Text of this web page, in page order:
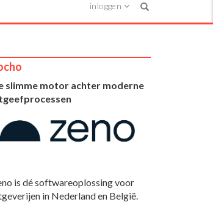
inloggen
slimme motor achter moderne
is dé softwareoplossing voor
in Nederland en België.